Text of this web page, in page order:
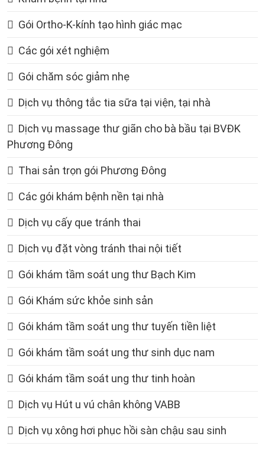
Gói Ortho-K-kính tạo hình giác mạc
Các gói xét nghiệm
Gói chăm sóc giảm nhẹ
Dịch vụ thông tắc tia sữa tại viện, tại nhà
Dịch vụ massage thư giãn cho bà bầu tại BVĐK
Phương Đông
Thai sản trọn gói Phương Đông
Các gói khám bệnh nền tại nhà
Dịch vụ cấy que tránh thai
Dịch vụ đặt vòng tránh thai nội tiết
Gói khám tầm soát ung thư Bạch Kim
Gói Khám sức khỏe sinh sản
Gói khám tầm soát ung thư tuyến tiền liệt
Gói khám tầm soát ung thư sinh dục nam
Gói khám tầm soát ung thư tinh hoàn
Dịch vụ Hút u vú chân không VABB
Dịch vụ xông hơi phục hồi sàn chậu sau sinh